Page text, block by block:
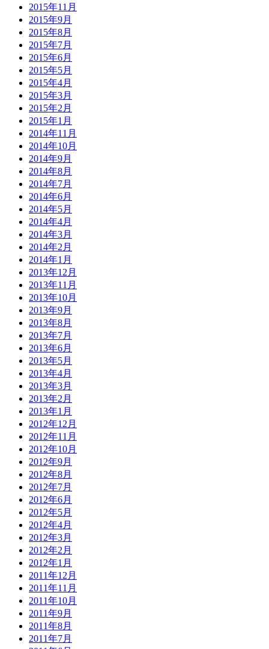
2015年11月
2015年9月
2015年8月
2015年7月
2015年6月
2015年5月
2015年4月
2015年3月
2015年2月
2015年1月
2014年11月
2014年10月
2014年9月
2014年8月
2014年7月
2014年6月
2014年5月
2014年4月
2014年3月
2014年2月
2014年1月
2013年12月
2013年11月
2013年10月
2013年9月
2013年8月
2013年7月
2013年6月
2013年5月
2013年4月
2013年3月
2013年2月
2013年1月
2012年12月
2012年11月
2012年10月
2012年9月
2012年8月
2012年7月
2012年6月
2012年5月
2012年4月
2012年3月
2012年2月
2012年1月
2011年12月
2011年11月
2011年10月
2011年9月
2011年8月
2011年7月